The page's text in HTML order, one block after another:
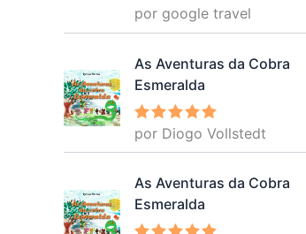
Avalia
ção 3
por google travel
As Aventuras da Cobra
Esmeralda
Avaliação
5
por Diogo Vollstedt
As Aventuras da Cobra
Esmeralda